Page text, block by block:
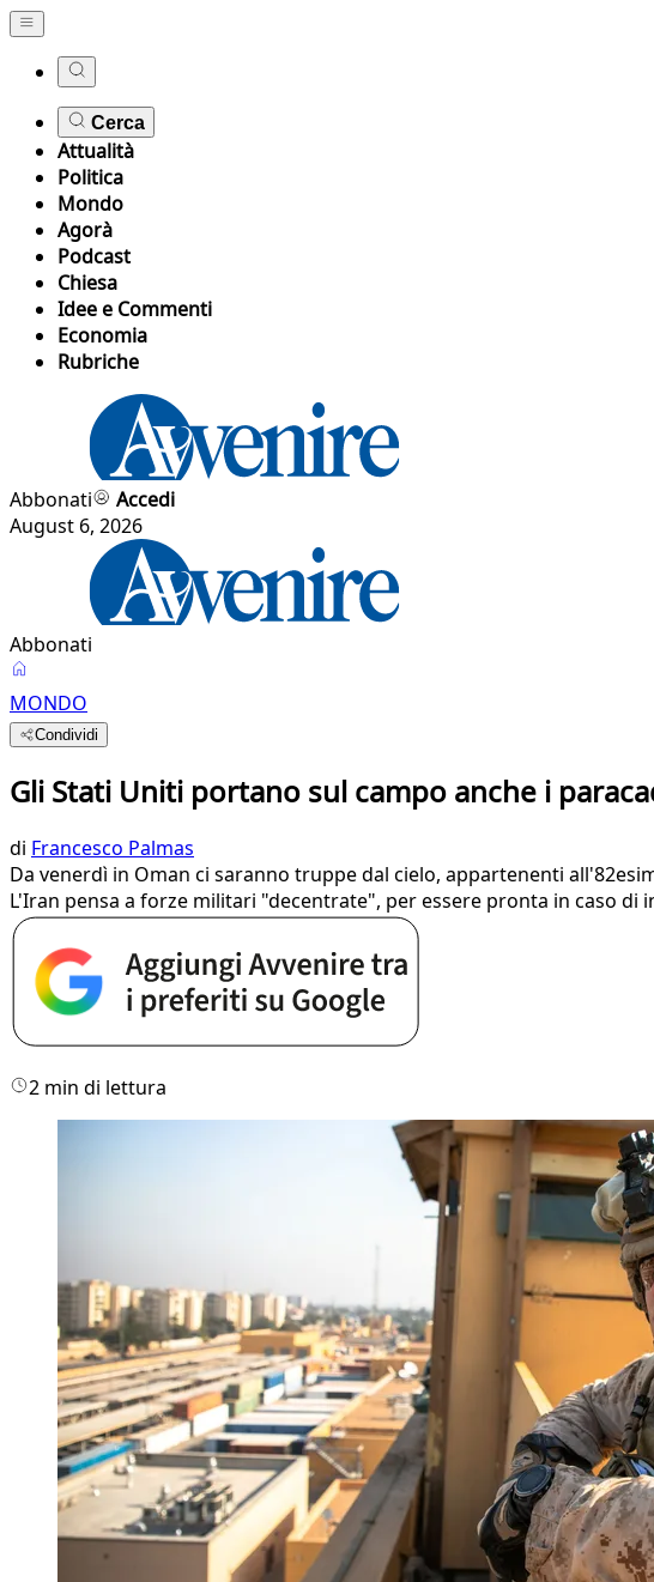
Cerca
Attualità
Politica
Mondo
Agorà
Podcast
Chiesa
Idee e Commenti
Economia
Rubriche
Abbonati
Accedi
August 6, 2026
Abbonati
MONDO
Condividi
Gli Stati Uniti portano sul campo anche i
di Francesco Palmas
Da venerdì in Oman ci saranno truppe dal cielo, appartenenti
L'Iran pensa a forze militari "decentrate", per essere pronta in caso di
2 min di lettura